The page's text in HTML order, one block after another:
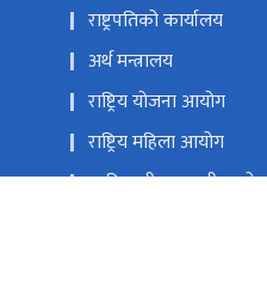
राष्ट्रपतिको कार्यालय
अर्थ मन्त्रालय
राष्ट्रिय योजना आयोग
राष्ट्रिय महिला आयोग
आदिवासी जनजाती आयोग